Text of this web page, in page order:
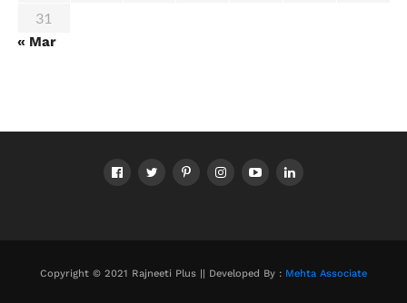
31
« Mar
Copyright © 2021 Rajneeti Plus || Developed By : Mehta Associate